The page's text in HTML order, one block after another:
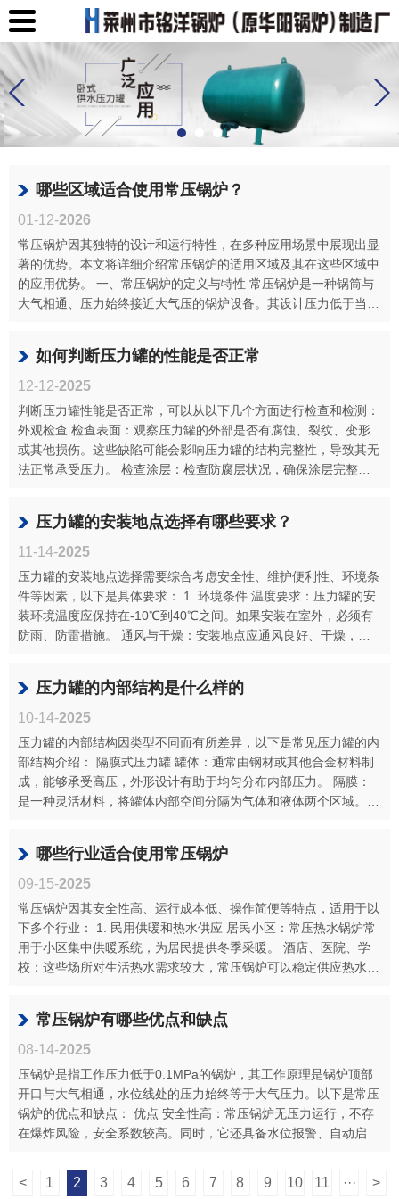
哪些区域适合使用常压锅炉？
01-12-2026
常压锅炉因其独特的设计和运行特性，在多种应用场景中展现出显
著的优势。本文将详细介绍常压锅炉的适用区域及其在这些区域中
的应用优势。 一、常压锅炉的定义与特性 常压锅炉是一种锅筒与
大气相通、压力始终接近大气压的锅炉设备。其设计压力低于当地
如何判断压力罐的性能是否正常
12-12-2025
判断压力罐性能是否正常，可以从以下几个方面进行检查和检测：
外观检查 检查表面：观察压力罐的外部是否有腐蚀、裂纹、变形
或其他损伤。这些缺陷可能会影响压力罐的结构完整性，导致其无
法正常承受压力。 检查涂层：检查防腐层状况，确保涂层完整无
压力罐的安装地点选择有哪些要求？
11-14-2025
压力罐的安装地点选择需要综合考虑安全性、维护便利性、环境条
件等因素，以下是具体要求： 1. 环境条件 温度要求：压力罐的安
装环境温度应保持在-10℃到40℃之间。如果安装在室外，必须有
防雨、防雷措施。 通风与干燥：安装地点应通风良好、干燥，避
压力罐的内部结构是什么样的
10-14-2025
压力罐的内部结构因类型不同而有所差异，以下是常见压力罐的内
部结构介绍： 隔膜式压力罐 罐体：通常由钢材或其他合金材料制
成，能够承受高压，外形设计有助于均匀分布内部压力。 隔膜：
是一种灵活材料，将罐体内部空间分隔为气体和液体两个区域。隔
哪些行业适合使用常压锅炉
09-15-2025
常压锅炉因其安全性高、运行成本低、操作简便等特点，适用于以
下多个行业： 1. 民用供暖和热水供应 居民小区：常压热水锅炉常
用于小区集中供暖系统，为居民提供冬季采暖。 酒店、医院、学
校：这些场所对生活热水需求较大，常压锅炉可以稳定供应热水，
常压锅炉有哪些优点和缺点
08-14-2025
压锅炉是指工作压力低于0.1MPa的锅炉，其工作原理是锅炉顶部
开口与大气相通，水位线处的压力始终等于大气压力。以下是常压
锅炉的优点和缺点： 优点 安全性高：常压锅炉无压力运行，不存
在爆炸风险，安全系数较高。同时，它还具备水位报警、自动启
< 1 2 3 4 5 6 7 8 9 10 11 ··· >